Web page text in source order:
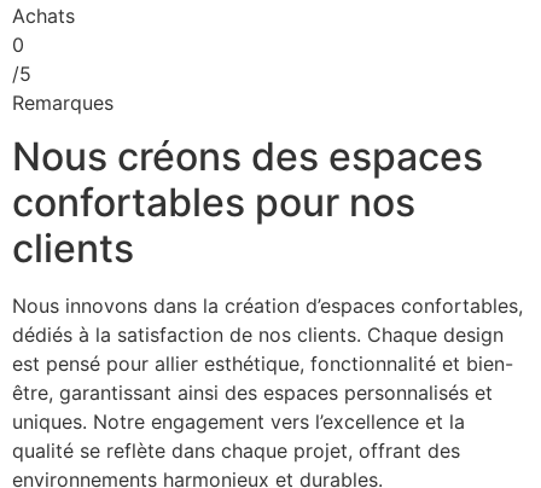
Achats
0
/5
Remarques
Nous créons des espaces
confortables pour nos
clients
Nous innovons dans la création d’espaces confortables,
dédiés à la satisfaction de nos clients. Chaque design
est pensé pour allier esthétique, fonctionnalité et bien-
être, garantissant ainsi des espaces personnalisés et
uniques. Notre engagement vers l’excellence et la
qualité se reflète dans chaque projet, offrant des
environnements harmonieux et durables.